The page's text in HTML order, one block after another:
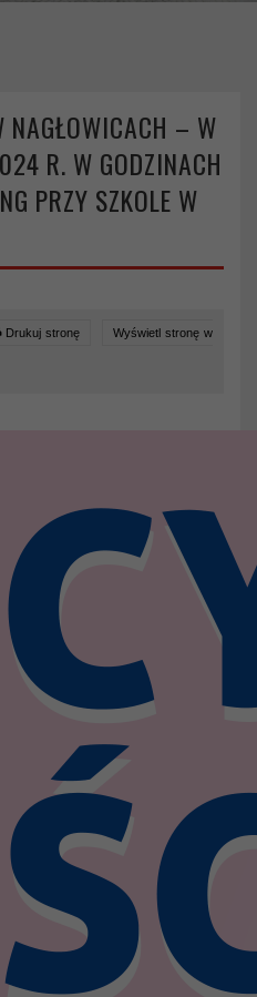
NAGŁOWICACH – W
R. W GODZINACH
PRZY SZKOLE W
Drukuj stronę Wyświetl stronę w